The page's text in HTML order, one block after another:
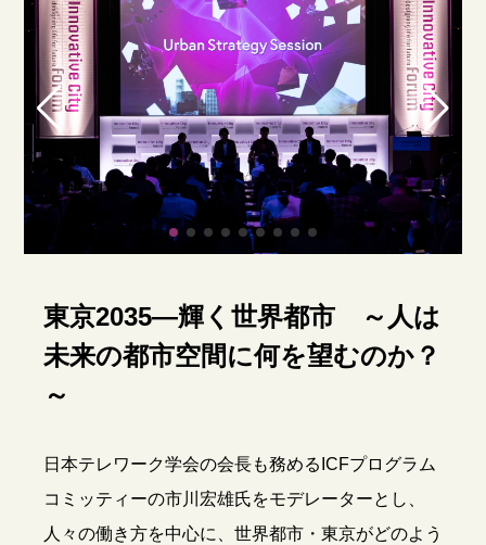
東京2035―輝く世界都市 ～人は
未来の都市空間に何を望むのか？
～
日本テレワーク学会の会長も務めるICFプログラム
コミッティーの市川宏雄氏をモデレーターとし、
人々の働き方を中心に、世界都市・東京がどのよう